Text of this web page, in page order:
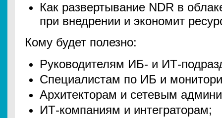
Как развертывание NDR в
при внедрении и экономит
Кому будет полезно:
Руководителям ИБ- и ИТ-
Специалистам по ИБ и
Архитекторам и сетевым
ИТ-компаниям и интеграторам;